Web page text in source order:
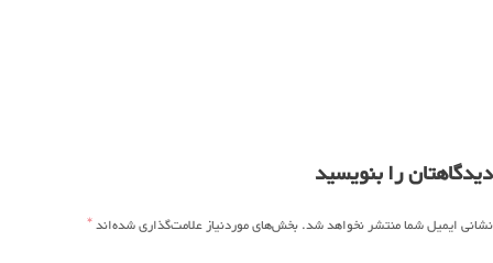
دیدگاهتان را بنویسید
نشانی ایمیل شما منتشر نخواهد شد.بخش‌های موردنیاز علامت‌گذاری شده‌اند*